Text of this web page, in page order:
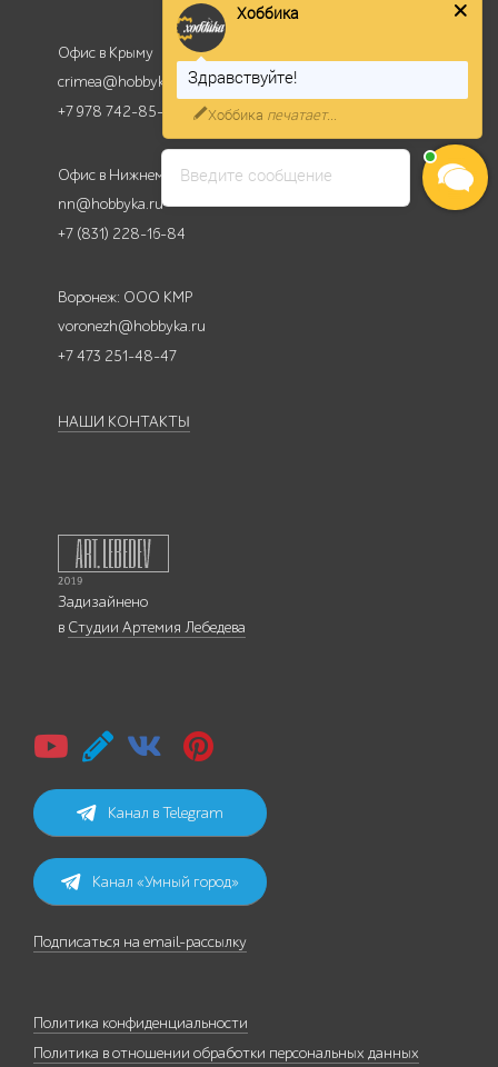
Офис в Крыму
crimea@hobbyka.ru
+7 978 742-85-95
Офис в Нижнем Новгороде
nn@hobbyka.ru
+7 (831) 228-16-84
Воронеж: ООО КМР
voronezh@hobbyka.ru
+7 473 251-48-47
НАШИ КОНТАКТЫ
Задизайнено
в Студии Артемия Лебедева
Канал в Telegram
Канал «Умный город»
Подписаться на email-рассылку
Политика конфиденциальности
Политика в отношении обработки персональных данных
Введите сообщение
Здравствуйте!
Готовы оперативно Вас
проконсультировать